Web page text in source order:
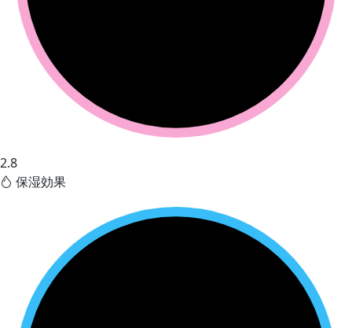
2.8
保湿効果